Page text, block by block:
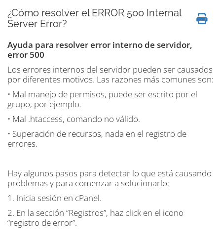
¿Cómo resolver el ERROR 500 Internal
Server Error?
Ayuda para resolver error interno de servidor,
error 500
Los errores internos del servidor pueden ser causados
por diferentes motivos. Las razones más comunes son:
• Mal manejo de permisos, puede ser escrito por el
grupo, por ejemplo.
• Mal .htaccess, comando no válido.
• Superación de recursos, nada en el registro de
errores.
Hay algunos pasos para detectar lo que está causando
problemas y para comenzar a solucionarlo:
1. Inicia sesión en cPanel.
2. En la sección “Registros”, haz click en el icono
“registro de error”.